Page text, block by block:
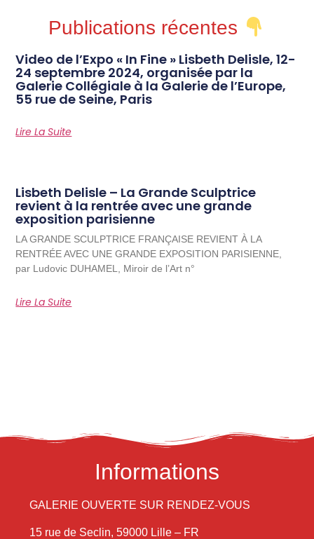
Publications récentes
Video de l’Expo « In Fine » Lisbeth Delisle, 12-
24 septembre 2024, organisée par la
Galerie Collégiale à la Galerie de l’Europe,
55 rue de Seine, Paris
Lire La Suite
Lisbeth Delisle – La Grande Sculptrice
revient à la rentrée avec une grande
exposition parisienne
LA GRANDE SCULPTRICE FRANÇAISE REVIENT À LA
RENTRÉE AVEC UNE GRANDE EXPOSITION PARISIENNE,
par Ludovic DUHAMEL, Miroir de l’Art n°
Lire La Suite
Informations
GALERIE OUVERTE SUR RENDEZ-VOUS
15 rue de Seclin, 59000 Lille – FR